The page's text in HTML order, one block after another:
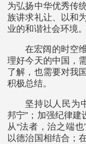
为弘扬中华优秀传
族讲求礼让、以和
业的和谐社会环境
在宏阔的时空
理好今天的中国，
了解，也需要对我
积极总结。
坚持以人民为
邦宁”；加强纪律建
从“法者，治之端
以德治国相结合；